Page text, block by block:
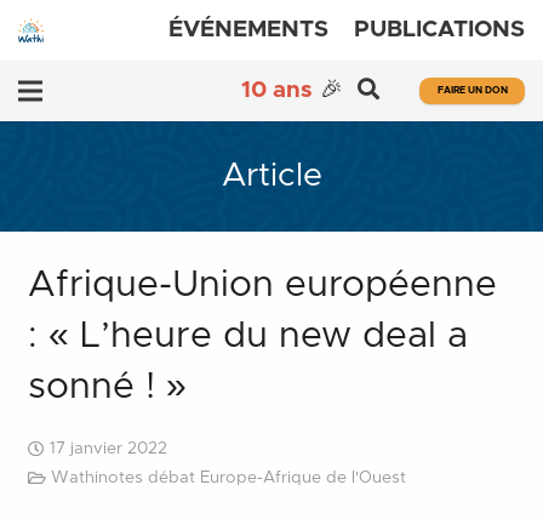
ÉVÉNEMENTS PUBLICATIONS
10 ans 🎉 FAIRE UN DON
Article
Afrique-Union européenne
: « L’heure du new deal a
sonné ! »
17 janvier 2022
Wathinotes débat Europe-Afrique de l'Ouest